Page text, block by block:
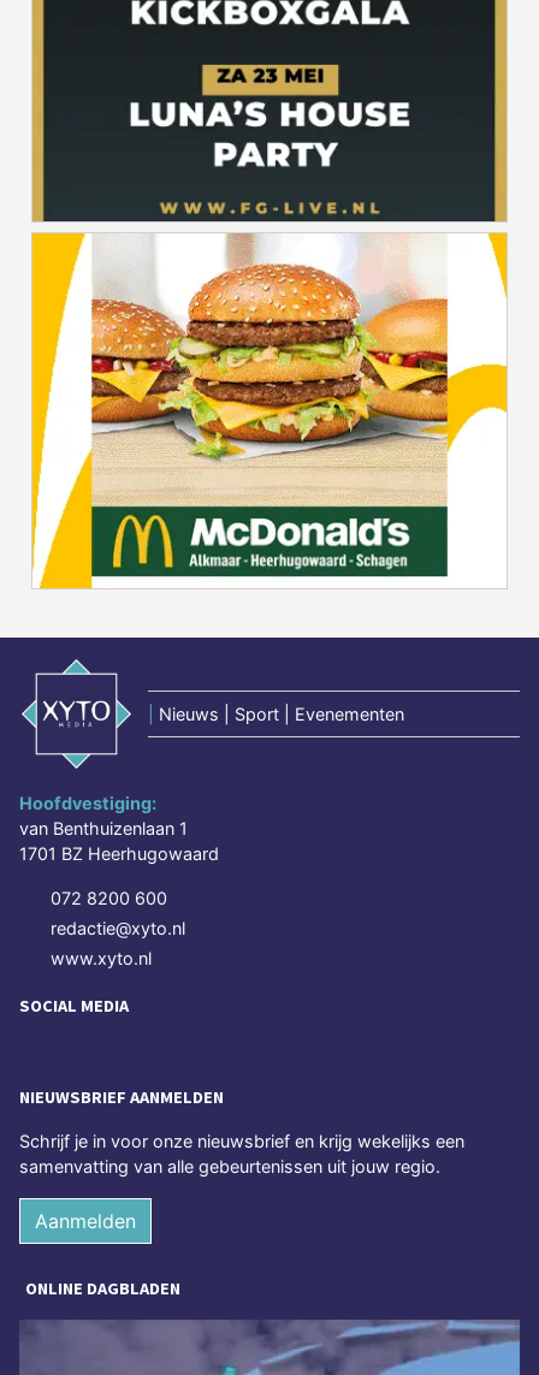
Nieuws | Sport | Evenementen
Hoofdvestiging:
van Benthuizenlaan 1
1701 BZ Heerhugowaard
072 8200 600
redactie@xyto.nl
www.xyto.nl
SOCIAL MEDIA
NIEUWSBRIEF AANMELDEN
Schrijf je in voor onze nieuwsbrief en krijg wekelijks een
samenvatting van alle gebeurtenissen uit jouw regio.
Aanmelden
ONLINE DAGBLADEN